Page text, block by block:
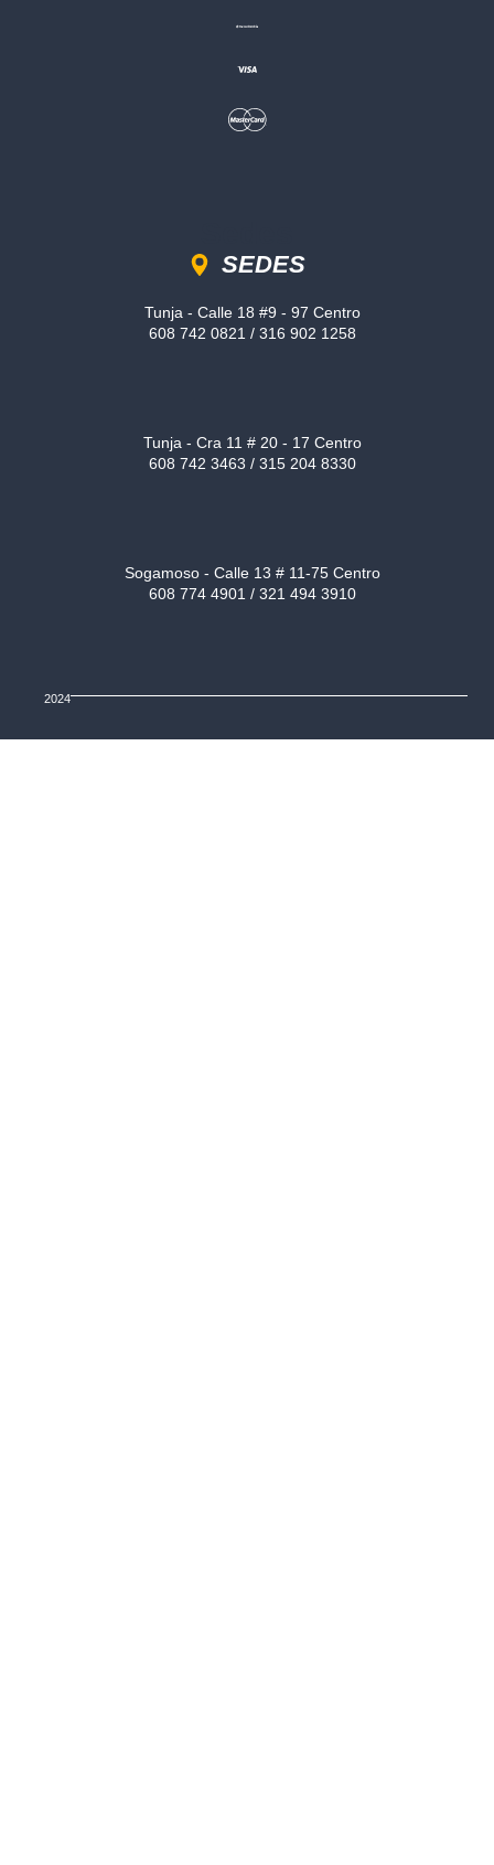
SEDES
Tunja - Calle 18 #9 - 97 Centro
608 742 0821 / 316 902 1258
Tunja - Cra 11 # 20 - 17 Centro
608 742 3463 / 315 204 8330
Sogamoso - Calle 13 # 11-75 Centro
608 774 4901 / 321 494 3910
2024